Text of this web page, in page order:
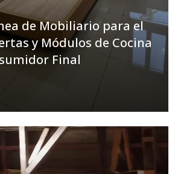
de Mobiliario para el
y Módulos de Cocina
Final